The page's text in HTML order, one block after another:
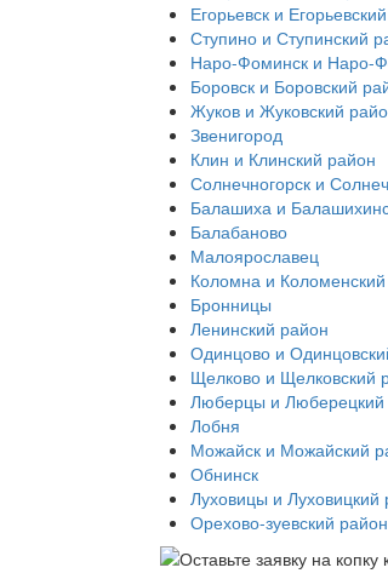
Егорьевск и
Ступино и Ступинский
Наро-Фоминск и Наро-
Боровск и Боровский
Жуков и Жуковский
Звенигород
Клин и Клинский район
Солнечногорск и
Балашиха и
Балабаново
Малоярославец
Коломна и
Бронницы
Ленинский район
Одинцово и
Щелково и Щелковский
Люберцы и Люберецкий
Лобня
Можайск и Можайский
Обнинск
Луховицы и Луховицкий
Орехово-зуевский район